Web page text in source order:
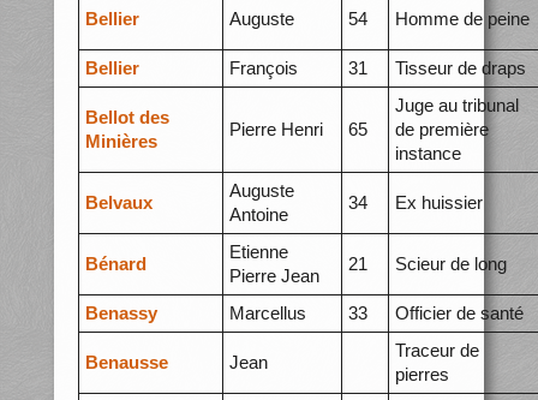
Bellier Auguste 54 Homme de peine
Bellier François 31 Tisseur de draps
Bellot des
Minières
Pierre Henri 65
Juge au tribunal
de première
instance
Belvaux
Auguste
Antoine
34 Ex huissier
Bénard
Etienne
Pierre Jean
21 Scieur de long
Benassy Marcellus 33 Officier de santé
Benausse Jean
Traceur de
pierres